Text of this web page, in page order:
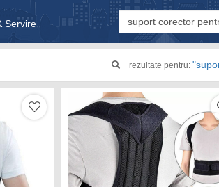
Servire
Bebe
rezultate pentru: